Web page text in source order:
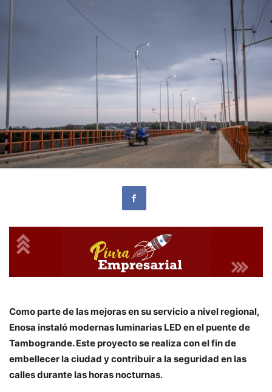
Como parte de las mejoras en su servicio a nivel regional,
Enosa instaló modernas luminarias LED en el puente de
Tambogrande. Este proyecto se realiza con el fin de
embellecer la ciudad y contribuir a la seguridad en las
calles durante las horas nocturnas.